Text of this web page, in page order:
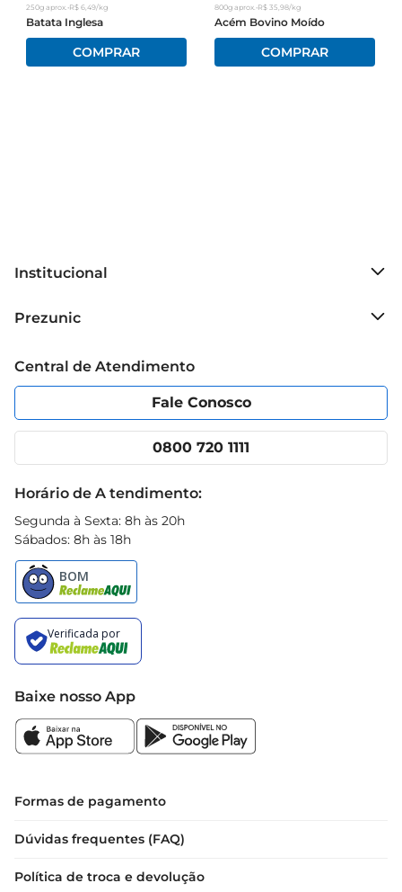
250g aprox. •R$ 6,49/kg
Batata Inglesa
800gaprox. •R$ 35,98/kg
Acém Bovino Moído
Institucional
Grupo Cencosud
Política de Privacidade
Portal do fornecedor
Cencosud Media
Prezunic
Código de Ética
App Prezunic
Central de Atendimento
Fale Conosco
0800 720 1111
Horário de A tendimento:
Segunda à Sexta: 8h às 20h
Sábados: 8h às 18h
Baixe nosso App
Formas de pagamento
Dúvidas frequentes (FAQ)
Política de troca e devolução